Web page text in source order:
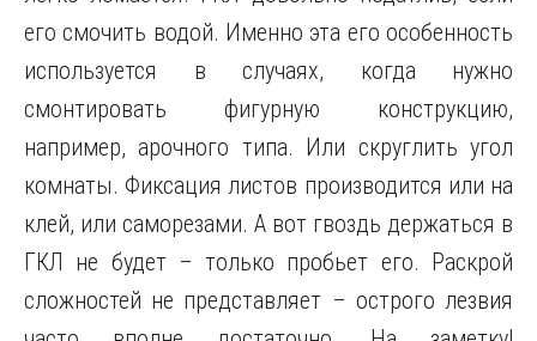
его смочить водой. Именно эта его особенность
используется в случаях, когда нужно
смонтировать фигурную конструкцию,
например, арочного типа. Или скруглить угол
комнаты. Фиксация листов производится или на
клей, или саморезами. А вот гвоздь держаться в
ГКЛ не будет – только пробьет его. Раскрой
сложностей не представляет – острого лезвия